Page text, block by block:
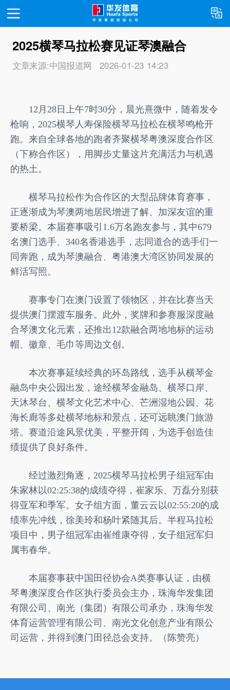
首页
新闻资讯
运营项目
联系我们
2025横琴马拉松赛见证琴澳融合
文章来源:中国报道网 2026-01-23 14:23
12月28日上午7时30分，晨光熹微中，随着发令
枪响，2025横琴人寿保险横琴马拉松在横琴鸣枪开
跑。来自全球各地的跑者齐聚横琴粤澳深度合作区
（下称合作区），用脚步丈量这片充满活力与机遇
的热土。
横琴马拉松作为合作区的大型品牌体育赛事，
正逐渐成为琴澳两地居民增进了解、加深友谊的重
要桥梁。本届赛事吸引1.6万名跑友参与，其中679
名澳门选手、340名香港选手，志同道合的选手们一
同奔跑，成为琴澳融合、粤港澳大湾区协同发展的
鲜活写照。
赛事专门在澳门设置了领物区，并在比赛当天
提供澳门摆渡车服务。此外，奖牌和参赛服深度融
合琴澳文化元素，还推出12款融合两地地标的运动
帽、徽章、毛巾等周边文创。
本次赛事延续经典的环岛路线，选手从横琴金
融岛中央公园出发，途经横琴金融岛、横琴口岸、
天沐琴台、横琴文化艺术中心、芒洲湿地公园、花
海长廊等多处横琴地标和景点，还可远眺澳门旅游
塔。赛道沿途风景优美，平整开阔，为选手创造佳
绩提供了良好条件。
经过激烈角逐，2025横琴马拉松男子组冠军由
朱家林以02:25:38的成绩夺得，崔家乐、万磊分别获
得亚军和季军。女子组方面，董云云以02:55:20的成
绩率先冲线，徐美玲和杨叶紧随其后。半程马拉松
项目中，男子组冠军由崔维康夺得，女子组冠军归
属韦春华。
本届赛事获中国田径协会A类赛事认证，由横
琴粤澳深度合作区执行委员会主办，珠海华发集团
有限公司、南光（集团）有限公司承办，珠海华发
体育运营管理有限公司、南光文化创意产业有限公
司运营，并得到澳门田径总会支持。（陈赞亮）